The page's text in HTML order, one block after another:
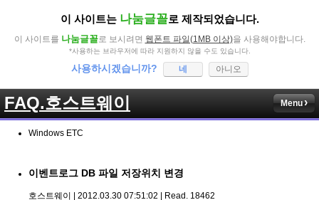
이 사이트는 나눔글꼴로 제작되었습니다.
이 사이트를 나눔글꼴로 보시려면 웹폰트 파일(1MB 이상)을 사용해야합니다.
*사용하는 브라우저에 따라 지원하지 않을 수도 있습니다.
사용하시겠습니까? 네 아니오
FAQ.호스트웨이 Menu
Windows ETC
이벤트로그 DB 파일 저장위치 변경
호스트웨이 | 2012.03.30 07:51:02 | Read. 18462